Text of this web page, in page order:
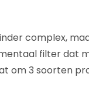
complex,
filter dat
om 3 soorten